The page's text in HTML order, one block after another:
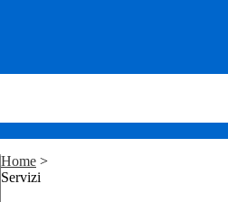
Home >
Servizi